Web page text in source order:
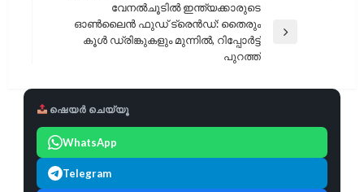
വേനൽചൂടിൽ ഇന്ത്യക്കാരുടെ
ഓൺലൈൻ ഫുഡ് ട്രെൻഡ്: തൈരും
കൂൾ ഡ്രിങ്കുകളും മുന്നിൽ, റിപ്പോർട്ട്
പുറത്ത്
ഷെയർ ചെയ്യൂ
WhatsApp
Telegram